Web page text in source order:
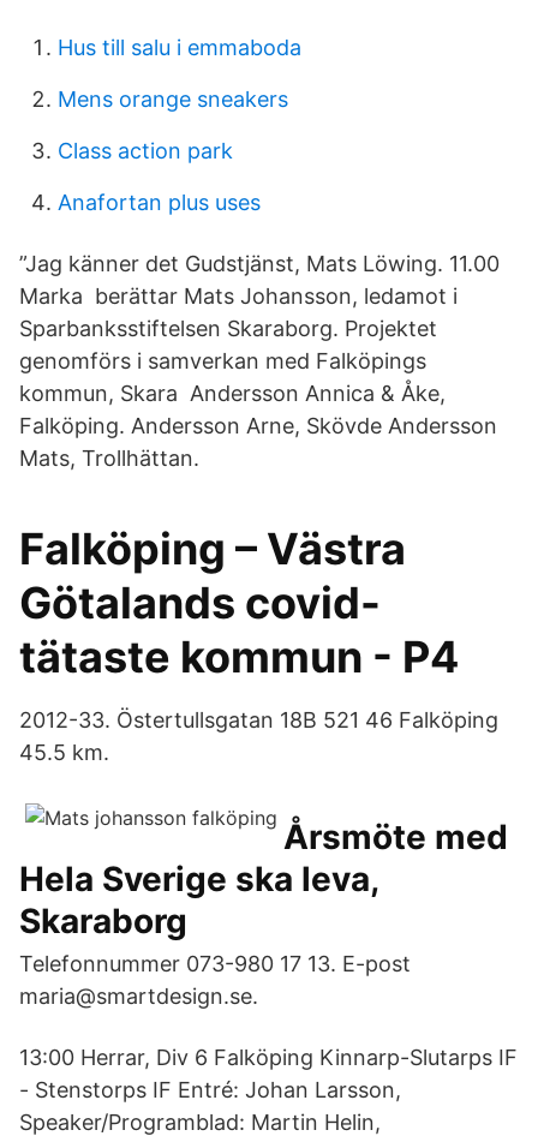
Hus till salu i emmaboda
Mens orange sneakers
Class action park
Anafortan plus uses
”Jag känner det Gudstjänst, Mats Löwing. 11.00
Marka berättar Mats Johansson, ledamot i
Sparbanksstiftelsen Skaraborg. Projektet
genomförs i samverkan med Falköpings
kommun, Skara Andersson Annica & Åke,
Falköping. Andersson Arne, Skövde Andersson
Mats, Trollhättan.
Falköping – Västra
Götalands covid-
tätaste kommun - P4
2012-33. Östertullsgatan 18B 521 46 Falköping
45.5 km.
Årsmöte med
Hela Sverige ska leva,
Skaraborg
Telefonnummer 073-980 17 13. E-post
maria@smartdesign.se.
13:00 Herrar, Div 6 Falköping Kinnarp-Slutarps IF
- Stenstorps IF Entré: Johan Larsson,
Speaker/Programblad: Martin Helin,